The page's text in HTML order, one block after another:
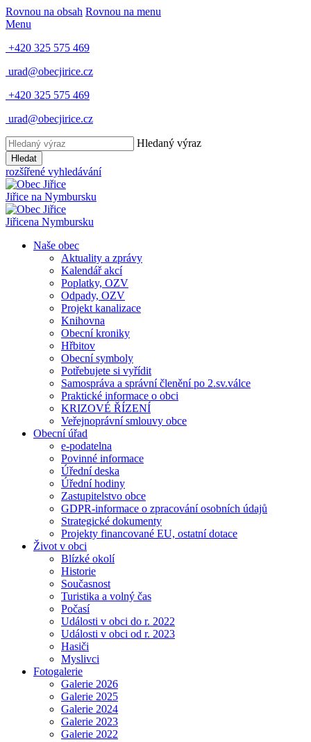
Rovnou na obsah Rovnou na menu
Menu
+420 325 575 469
urad@obecjirice.cz
+420 325 575 469
urad@obecjirice.cz
Hledaný výraz
Hledat
rozšířené vyhledávání
Jiřice na Nymbursku
Jiřicena Nymbursku
Naše obec
Aktuality a zprávy
Kalendář akcí
Poplatky, OZV
Odpady, OZV
Projekt kanalizace
Knihovna
Obecní kroniky
Hřbitov
Obecní symboly
Potřebujete si vyřídit
Samospráva a správní členění po 2.sv.válce
Praktické informace o obci
KRIZOVÉ ŘÍZENÍ
Veřejnoprávní smlouvy obce
Obecní úřad
e-podatelna
Povinné informace
Úřední deska
Úřední hodiny
Zastupitelstvo obce
GDPR-informace o zpracování osobních údajů
Strategické dokumenty
Projekty financované EU, ostatní dotace
Život v obci
Blízké okolí
Historie
Současnost
Turistika a volný čas
Počasí
Události v obci do r. 2022
Události v obci od r. 2023
Hasiči
Myslivci
Fotogalerie
Galerie 2026
Galerie 2025
Galerie 2024
Galerie 2023
Galerie 2022